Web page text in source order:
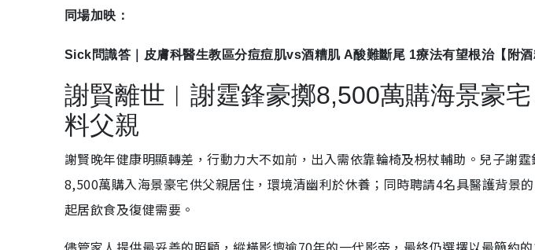
同場加映：
Sick問識答｜皮膚科醫生教區分痘痘肌vs酒糟肌 A酸難斷尾 1療法有望根治【附酒
謝賢離世︱謝霆鋒豪擲8,500萬購海景豪
料父親
謝賢晚年健康明顯轉差，行動力大不如前，出入需依靠輪椅及枴杖輔助。兒子謝
8,500萬購入海景豪宅供父親居住，環境清幽利於休養；同時聘請4名具醫護背景
起居飲食及復健需要。